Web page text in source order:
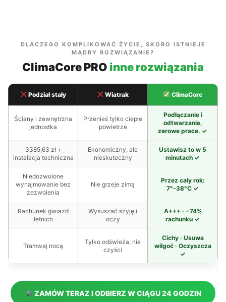
DLACZEGO KOMPLIKOWAĆ ŻYCIE, SKORO ISTNIEJE
MĄDRY ROZWIĄZANIE?
ClimaCore PRO inne rozwiązania
Podział stały Wiatrak ClimaCore
Ściany i zewnętrzna
jednostka
Przenieś tylko ciepłe
powietrze
Podłączanie i
odtwarzanie,
zerowe prace. ✓
3385,63 zł +
instalacja techniczna
Ekonomiczny, ale
nieskuteczny
Ustawisz to w 5
minutach ✓
Niedozwolone
wynajmowanie bez
zezwolenia
Nie grzeje zimą
Przez cały rok:
7°-38°C ✓
Rachunek gwiazd
letnich
Wysuszać szyję i
oczy
A+++ · −74%
rachunku ✓
Tramwaj nocą
Tylko odświeża, nie
czyści
Cichy · Usuwa
wilgoć · Oczyszcza
✓
ZAMÓW TERAZ I ODBIERZ W CIĄGU 24 GODZIN